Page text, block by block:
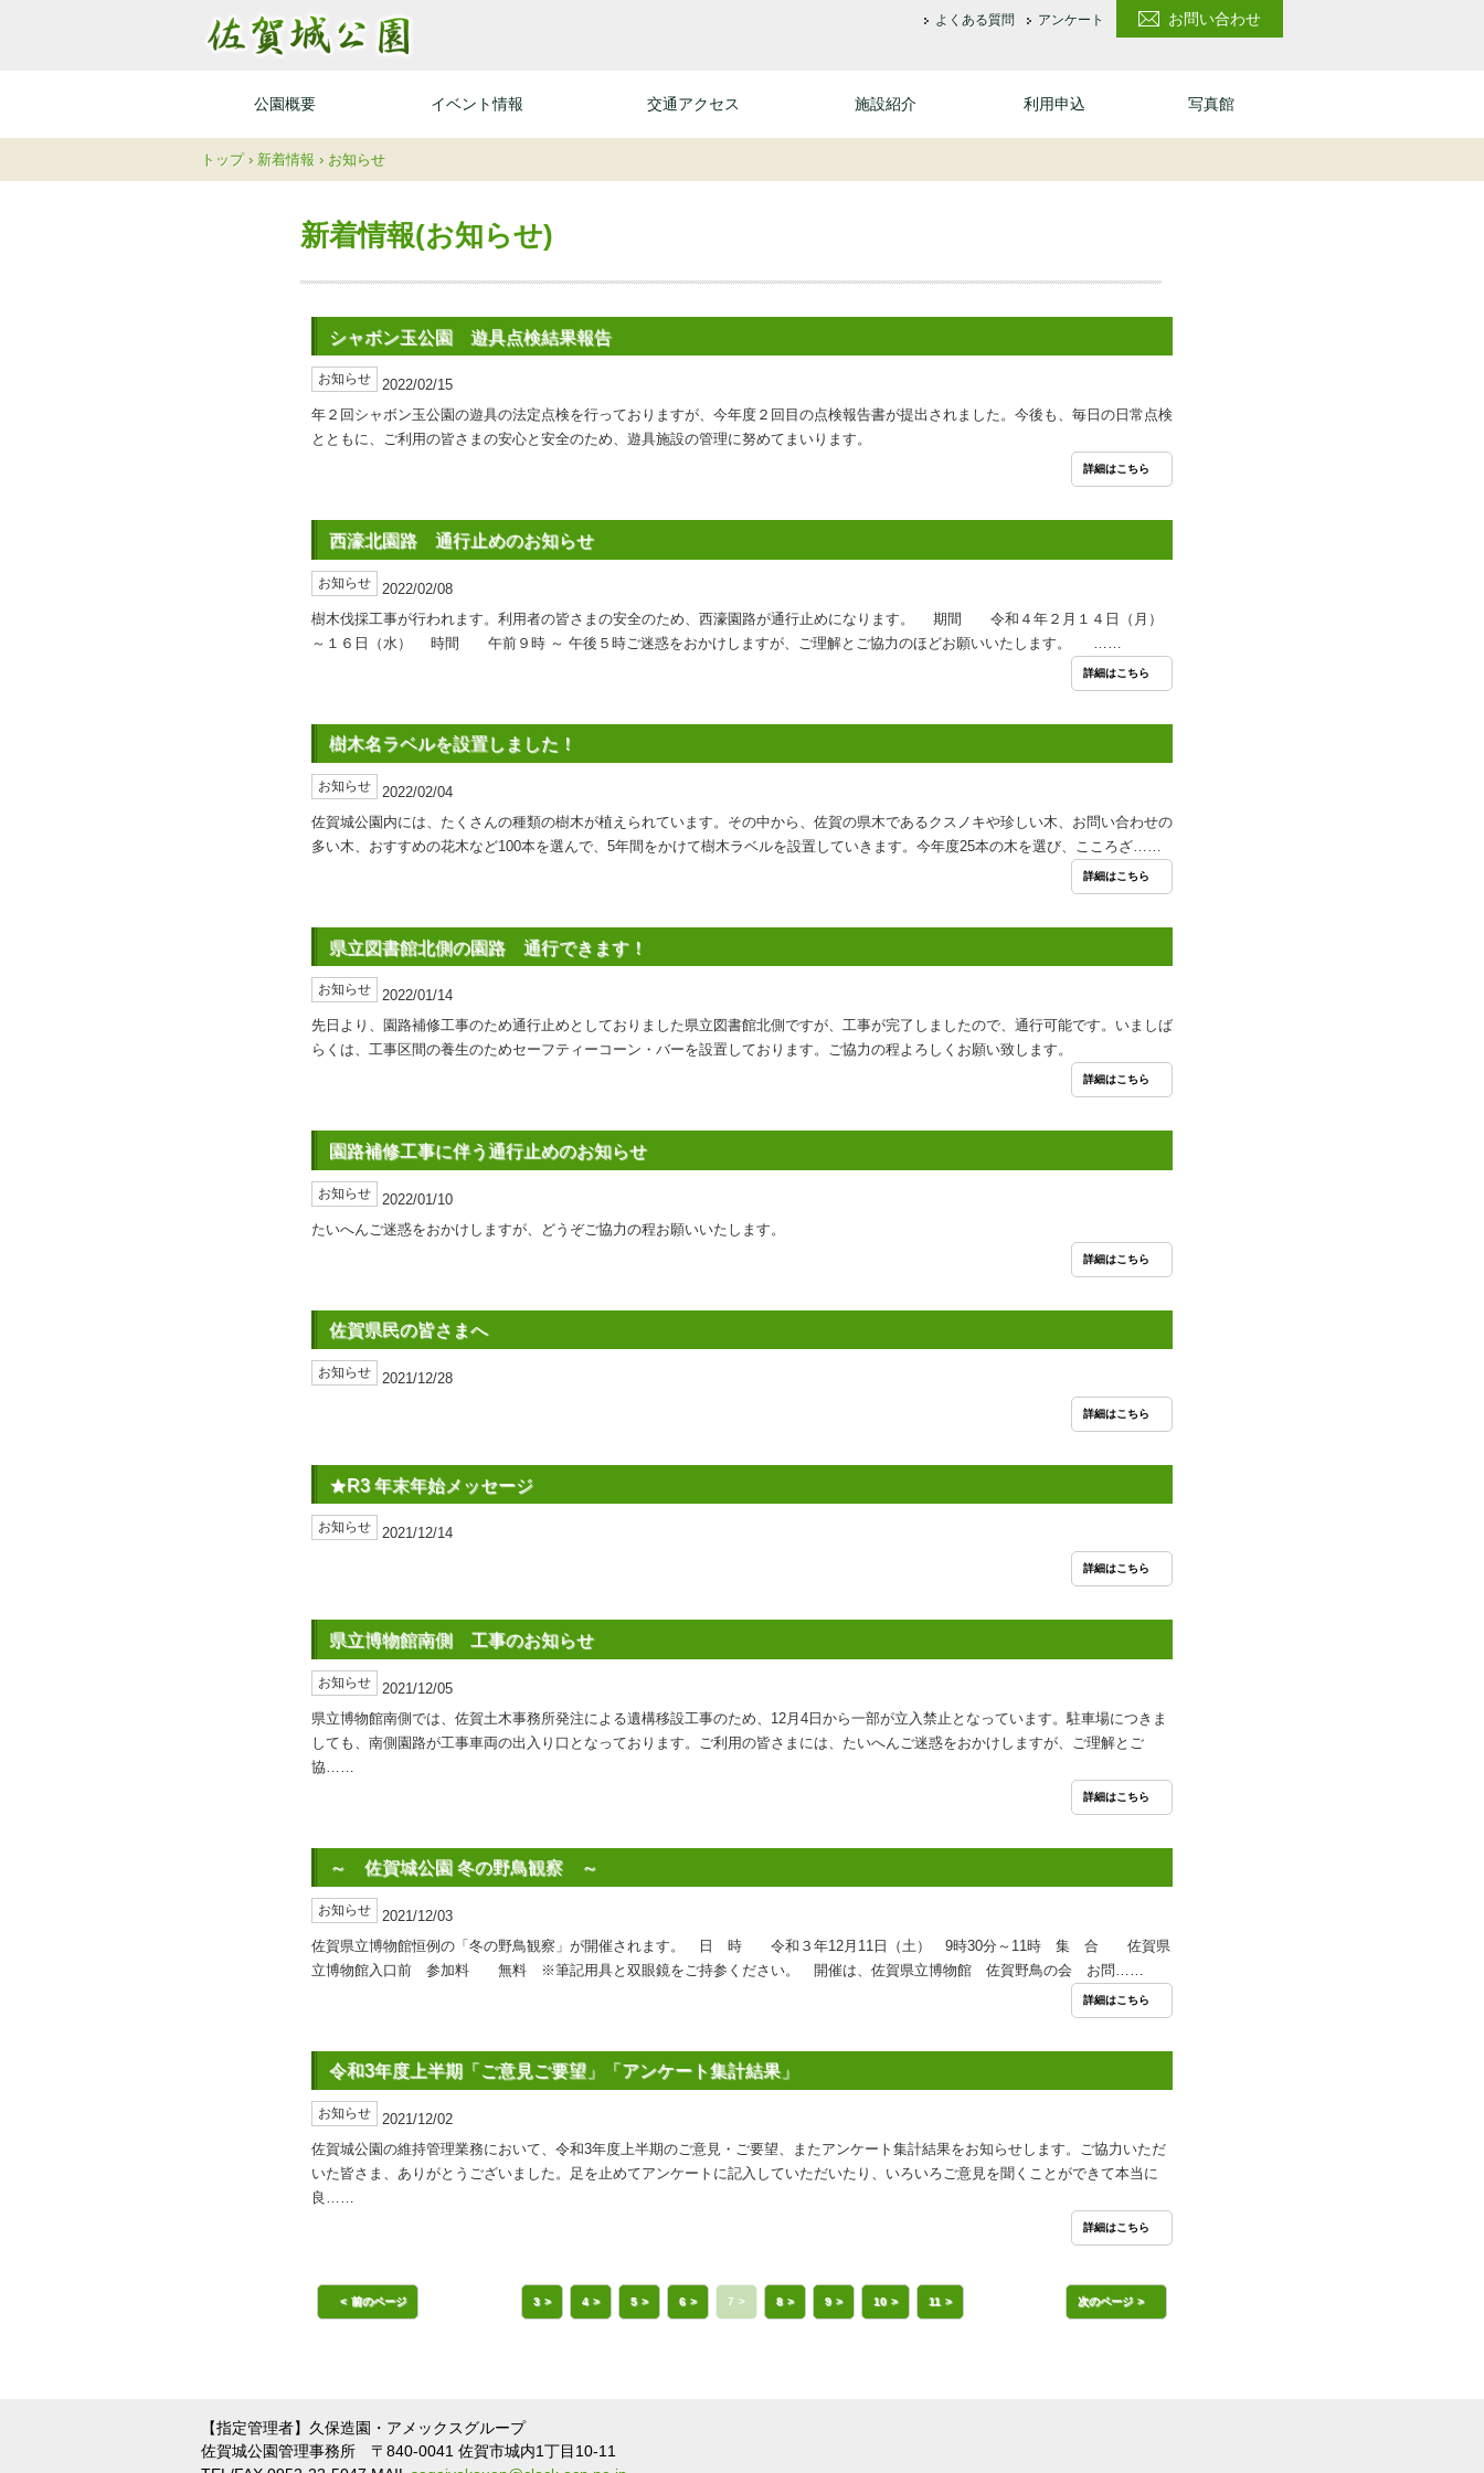
よくある質問 アンケート お問い合わせ
公園概要 イベント情報 交通アクセス 施設紹介 利用申込 写真館
トップ› 新着情報 › お知らせ
新着情報(お知らせ)
シャボン玉公園 遊具点検結果報告
お知らせ
2022/02/15
年２回シャボン玉公園の遊具の法定点検を行っておりますが、今年度２回目の点検報告書が提出されました。今後も、毎日の日常点検
とともに、ご利用の皆さまの安心と安全のため、遊具施設の管理に努めてまいります。
詳細はこちら
西濠北園路 通行止めのお知らせ
お知らせ
2022/02/08
樹木伐採工事が行われます。利用者の皆さまの安全のため、西濠園路が通行止めになります。 期間 令和４年２月１４日（月）
～１６日（水） 時間 午前９時 ～ 午後５時ご迷惑をおかけしますが、ご理解とご協力のほどお願いいたします。 ……
詳細はこちら
樹木名ラベルを設置しました！
お知らせ
2022/02/04
佐賀城公園内には、たくさんの種類の樹木が植えられています。その中から、佐賀の県木であるクスノキや珍しい木、お問い合わせの
多い木、おすすめの花木など100本を選んで、5年間をかけて樹木ラベルを設置していきます。今年度25本の木を選び、こころざ……
詳細はこちら
県立図書館北側の園路 通行できます！
お知らせ
2022/01/14
先日より、園路補修工事のため通行止めとしておりました県立図書館北側ですが、工事が完了しましたので、通行可能です。いましば
らくは、工事区間の養生のためセーフティーコーン・バーを設置しております。ご協力の程よろしくお願い致します。
詳細はこちら
園路補修工事に伴う通行止めのお知らせ
お知らせ
2022/01/10
たいへんご迷惑をおかけしますが、どうぞご協力の程お願いいたします。
詳細はこちら
佐賀県民の皆さまへ
お知らせ 2021/12/28
詳細はこちら
★R3 年末年始メッセージ
お知らせ 2021/12/14
詳細はこちら
県立博物館南側 工事のお知らせ
お知らせ
2021/12/05
県立博物館南側では、佐賀土木事務所発注による遺構移設工事のため、12月4日から一部が立入禁止となっています。駐車場につきま
しても、南側園路が工事車両の出入り口となっております。ご利用の皆さまには、たいへんご迷惑をおかけしますが、ご理解とご
協……
詳細はこちら
～ 佐賀城公園 冬の野鳥観察 ～
お知らせ
2021/12/03
佐賀県立博物館恒例の「冬の野鳥観察」が開催されます。 日 時 令和３年12月11日（土） 9時30分～11時 集 合 佐賀県
立博物館入口前 参加料 無料 ※筆記用具と双眼鏡をご持参ください。 開催は、佐賀県立博物館 佐賀野鳥の会 お問……
詳細はこちら
令和3年度上半期「ご意見ご要望」「アンケート集計結果」
お知らせ
2021/12/02
佐賀城公園の維持管理業務において、令和3年度上半期のご意見・ご要望、またアンケート集計結果をお知らせします。ご協力いただ
いた皆さま、ありがとうございました。足を止めてアンケートに記入していただいたり、いろいろご意見を聞くことができて本当に
良……
詳細はこちら
前のページ 次のページ
3 4 5 6 7 8 9 10 11
【指定管理者】久保造園・アメックスグループ
佐賀城公園管理事務所 〒840-0041 佐賀市城内1丁目10-11